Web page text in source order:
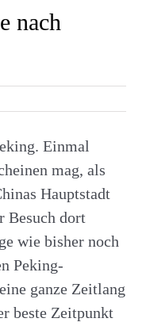
nach
Einmal
mag, als
Hauptstadt
Besuch dort
wie bisher noch
Peking-
ganze Zeitlang
beste Zeitpunkt